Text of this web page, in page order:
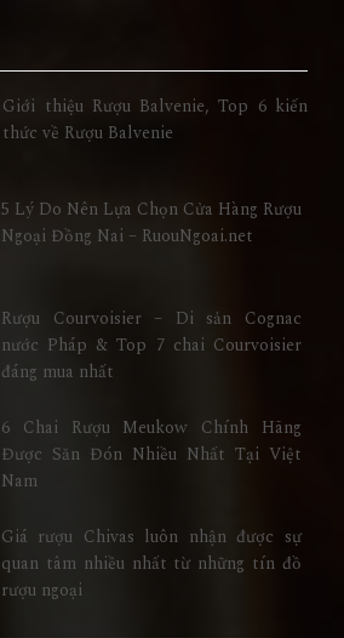
Giới thiệu Rượu Balvenie, Top 6 kiến
thức về Rượu Balvenie
5 Lý Do Nên Lựa Chọn Cửa Hàng Rượu
Ngoại Đồng Nai – RuouNgoai.net
Rượu Courvoisier – Di sản Cognac
nước Pháp & Top 7 chai Courvoisier
đáng mua nhất
6 Chai Rượu Meukow Chính Hãng
Được Săn Đón Nhiều Nhất Tại Việt
Nam
Giá rượu Chivas luôn nhận được sự
quan tâm nhiều nhất từ những tín đồ
rượu ngoại